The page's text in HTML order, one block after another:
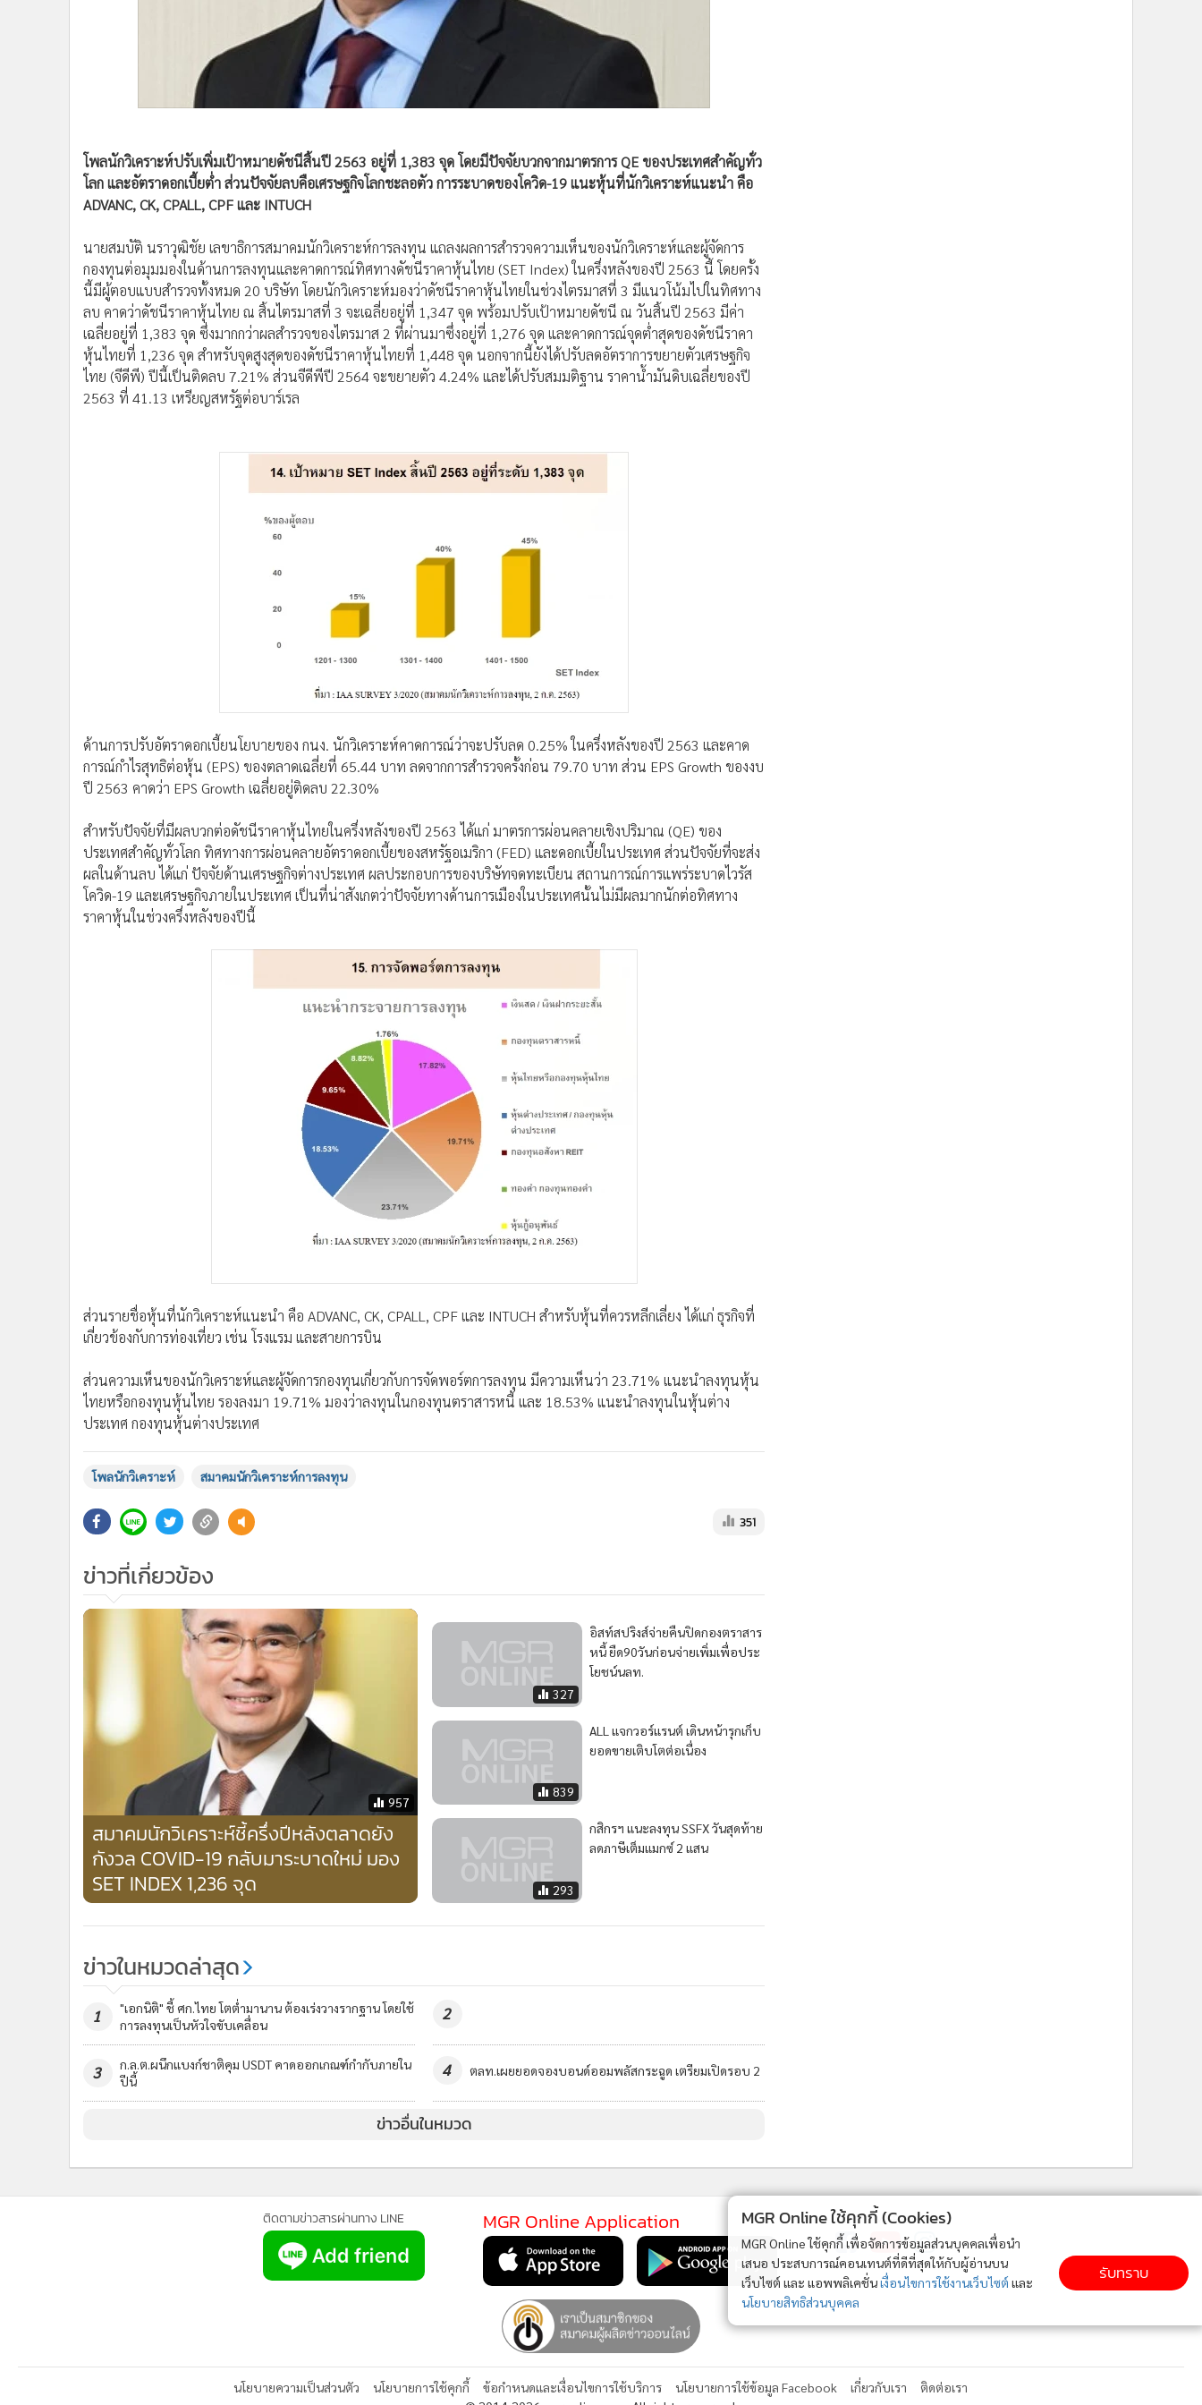
Gotomanagerโพลนักวิเคราะห์ปรับเพิ่มเป้าหมายดัชนีสิ้นปี 2563 อยู่ที่ 1,383 จุด โดยมีปัจจัยบวกจากมาตรการ QE ของประเทศสำคัญทั่ว
โลก และอัตราดอกเบี้ยต่ำ ส่วนปัจจัยลบคือเศรษฐกิจโลกชะลอตัว การระบาดของโควิด-19 แนะหุ้นที่นักวิเคราะห์แนะนำ คือ
ADVANC, CK, CPALL, CPF และ INTUCH
นายสมบัติ นราวุฒิชัย เลขาธิการสมาคมนักวิเคราะห์การลงทุน แถลงผลการสำรวจความเห็นของนักวิเคราะห์และผู้จัดการ
กองทุนต่อมุมมองในด้านการลงทุนและคาดการณ์ทิศทางดัชนีราคาหุ้นไทย (SET Index) ในครึ่งหลังของปี 2563 นี้ โดยครั้ง
นี้มีผู้ตอบแบบสำรวจทั้งหมด 20 บริษัท โดยนักวิเคราะห์มองว่าดัชนีราคาหุ้นไทยในช่วงไตรมาสที่ 3 มีแนวโน้มไปในทิศทาง
ลบ คาดว่าดัชนีราคาหุ้นไทย ณ สิ้นไตรมาสที่ 3 จะเฉลี่ยอยู่ที่ 1,347 จุด พร้อมปรับเป้าหมายดัชนี ณ วันสิ้นปี 2563 มีค่า
เฉลี่ยอยู่ที่ 1,383 จุด ซึ่งมากกว่าผลสำรวจของไตรมาส 2 ที่ผ่านมาซึ่งอยู่ที่ 1,276 จุด และคาดการณ์จุดต่ำสุดของดัชนีราคา
หุ้นไทยที่ 1,236 จุด สำหรับจุดสูงสุดของดัชนีราคาหุ้นไทยที่ 1,448 จุด นอกจากนี้ยังได้ปรับลดอัตราการขยายตัวเศรษฐกิจ
ไทย (จีดีพี) ปีนี้เป็นติดลบ 7.21% ส่วนจีดีพีปี 2564 จะขยายตัว 4.24% และได้ปรับสมมติฐาน ราคาน้ำมันดิบเฉลี่ยของปี
2563 ที่ 41.13 เหรียญสหรัฐต่อบาร์เรล
ด้านการปรับอัตราดอกเบี้ยนโยบายของ กนง. นักวิเคราะห์คาดการณ์ว่าจะปรับลด 0.25% ในครึ่งหลังของปี 2563 และคาด
การณ์กำไรสุทธิต่อหุ้น (EPS) ของตลาดเฉลี่ยที่ 65.44 บาท ลดจากการสำรวจครั้งก่อน 79.70 บาท ส่วน EPS Growth ของงบ
ปี 2563 คาดว่า EPS Growth เฉลี่ยอยู่ติดลบ 22.30%
สำหรับปัจจัยที่มีผลบวกต่อดัชนีราคาหุ้นไทยในครึ่งหลังของปี 2563 ได้แก่ มาตรการผ่อนคลายเชิงปริมาณ (QE) ของ
ประเทศสำคัญทั่วโลก ทิศทางการผ่อนคลายอัตราดอกเบี้ยของสหรัฐอเมริกา (FED) และดอกเบี้ยในประเทศ ส่วนปัจจัยที่จะส่ง
ผลในด้านลบ ได้แก่ ปัจจัยด้านเศรษฐกิจต่างประเทศ ผลประกอบการของบริษัทจดทะเบียน สถานการณ์การแพร่ระบาดไวรัส
โควิด-19 และเศรษฐกิจภายในประเทศ เป็นที่น่าสังเกตว่าปัจจัยทางด้านการเมืองในประเทศนั้นไม่มีผลมากนักต่อทิศทาง
ราคาหุ้นในช่วงครึ่งหลังของปีนี้
ส่วนรายชื่อหุ้นที่นักวิเคราะห์แนะนำ คือ ADVANC, CK, CPALL, CPF และ INTUCH สำหรับหุ้นที่ควรหลีกเลี่ยง ได้แก่ ธุรกิจที่
เกี่ยวข้องกับการท่องเที่ยว เช่น โรงแรม และสายการบิน
ส่วนความเห็นของนักวิเคราะห์และผู้จัดการกองทุนเกี่ยวกับการจัดพอร์ตการลงทุน มีความเห็นว่า 23.71% แนะนำลงทุนหุ้น
ไทยหรือกองทุนหุ้นไทย รองลงมา 19.71% มองว่าลงทุนในกองทุนตราสารหนี้ และ 18.53% แนะนำลงทุนในหุ้นต่าง
ประเทศ กองทุนหุ้นต่างประเทศ
โพลนักวิเคราะห์ สมาคมนักวิเคราะห์การลงทุน
351
ข่าวที่เกี่ยวข้อง
957
สมาคมนักวิเคราะห์ชี้ครึ่งปีหลังตลาดยัง
กังวล COVID-19 กลับมาระบาดใหม่ มอง
SET INDEX 1,236 จุด
327
อิสท์สปริงส์จ่ายคืนปิดกองตราสาร
หนี้ ยืด90วันก่อนจ่ายเพิ่มเพื่อประ
โยชน์นลท.
839
ALL แจกวอร์แรนต์ เดินหน้ารุกเก็บ
ยอดขายเติบโตต่อเนื่อง
293
กสิกรฯ แนะลงทุน SSFX วันสุดท้าย
ลดภาษีเต็มแมกซ์ 2 แสน
ข่าวในหมวดล่าสุด
1
"เอกนิติ" ชี้ ศก.ไทย โตต่ำมานาน ต้องเร่งวางรากฐาน โดยใช้
การลงทุนเป็นหัวใจขับเคลื่อน
2
3
ก.ล.ต.ผนึกแบงก์ชาติคุม USDT คาดออกเกณฑ์กำกับภายใน
ปีนี้
4 ตลท.เผยยอดจองบอนด์ออมพลัสกระฉูด เตรียมเปิดรอบ 2
ข่าวอื่นในหมวด
ติดตามข่าวสารผ่านทาง LINE MGR Online Application ติดตาม MGR Online
นโยบายความเป็นส่วนตัว นโยบายการใช้คุกกี้ ข้อกำหนดและเงื่อนไขการใช้บริการ นโยบายการใช้ข้อมูล Facebook เกี่ยวกับเรา
ติดต่อเรา
MGR Online ใช้คุกกี้ (Cookies)
MGR Online ใช้คุกกี้ เพื่อจัดการข้อมูลส่วนบุคคลเพื่อนำ
เสนอ ประสบการณ์คอนเทนต์ที่ดีที่สุดให้กับผู้อ่านบน
เว็บไซต์ และ แอพพลิเคชั่นเงื่อนไขการใช้งานเว็บไซต์ และ
นโยบายสิทธิส่วนบุคคล
รับทราบ